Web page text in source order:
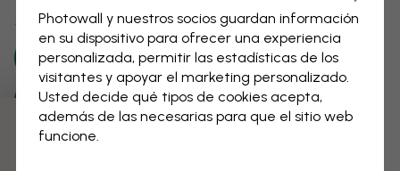
Mapa mundial con ciudades
Photowall y nuestros socios guardan información
en su dispositivo para ofrecer una experiencia
personalizada, permitir las estadísticas de los
visitantes y apoyar el marketing personalizado.
Usted decide qué tipos de cookies acepta,
además de las necesarias para que el sitio web
funcione.